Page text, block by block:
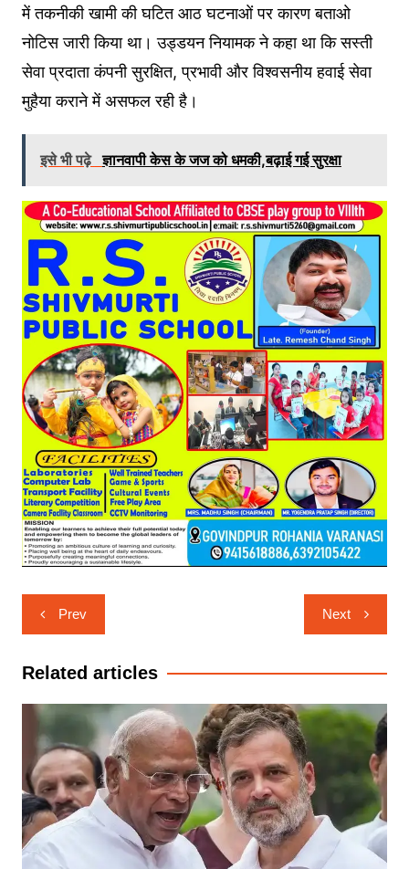
में तकनीकी खामी की घटित आठ घटनाओं पर कारण बताओ
नोटिस जारी किया था। उड्डयन नियामक ने कहा था कि सस्ती
सेवा प्रदाता कंपनी सुरक्षित, प्रभावी और विश्वसनीय हवाई सेवा
मुहैया कराने में असफल रही है।
इसे भी पढ़े ज्ञानवापी केस के जज को धमकी,बढ़ाई गई सुरक्षा
Post
navigation
Prev Next
Related articles